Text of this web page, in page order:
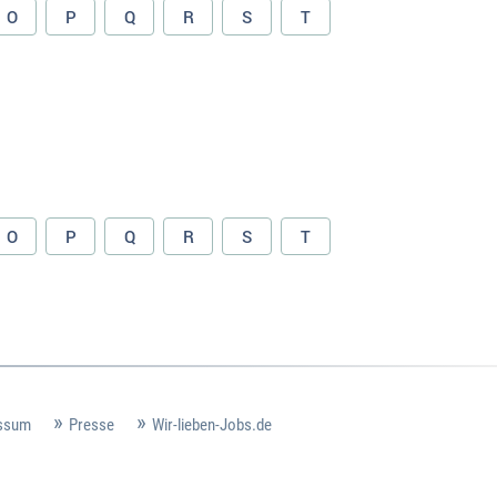
O P Q R S T
O P Q R S T
Presse
Wir-lieben-Jobs.de